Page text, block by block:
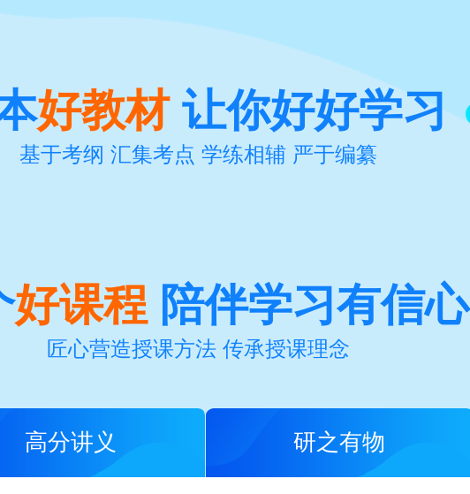
好教材让你好好学习
基于考纲 汇集考点 学练相辅 严于编纂
好课程 陪伴学习有信心
匠心营造授课方法 传承授课理念
高分讲义 研之有物